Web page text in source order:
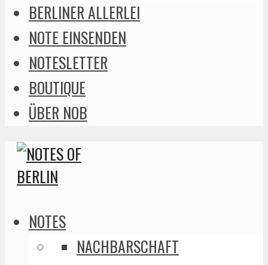
BERLINER ALLERLEI
NOTE EINSENDEN
NOTESLETTER
BOUTIQUE
ÜBER NOB
NOTES
NACHBARSCHAFT